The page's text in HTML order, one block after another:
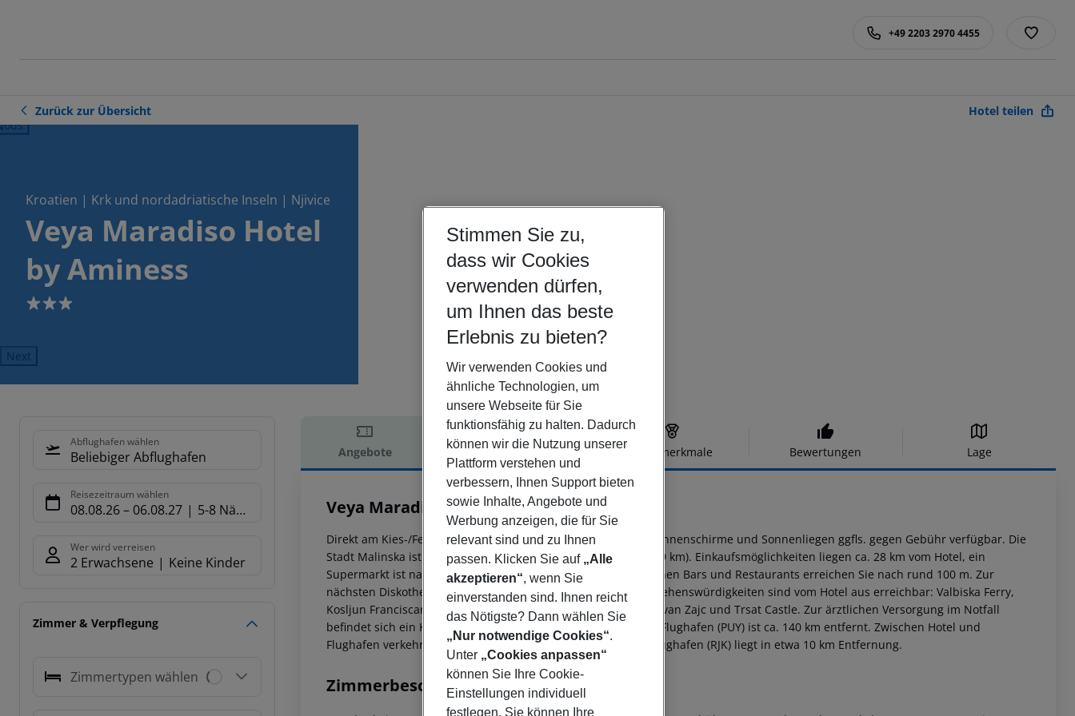
+49 2203 2970 4455
Zurück zur Übersicht Hotel teilen
Kroatien | Krk und nordadriatische Inseln | Njivice
Veya Maradiso Hotel
by Aminess
3
Next
Abflughafen wählen
Beliebiger Abflughafen
Reisezeitraum wählen
08.08.26– 06.08.27 5-8 Nächte
Wer wird verreisen
2 Erwachsene Keine Kinder
Zimmer & Verpflegung
Zimmertypen wählen
Angebote Hotelbeschreibung Hotelmerkmale Bewertungen Lage
Hotelbeschreibung
Veya Maradiso Hotel by Aminess
3
Direkt am Kies-/Felsstrand gelegenes Hotel. Am Strand sind Sonnenschirme und Sonnenliegen ggfls. gegen Gebühr verfügbar. Die
Stadt Malinska ist ca. 6 km entfernt (Krk ca. 16 km, Rijeka ca. 29 km). Einkaufsmöglichkeiten liegen ca. 28 km vom Hotel, ein
Supermarkt ist nach ca. 300 m zu erreichen. Die nächstgelegenen Bars und Restaurants erreichen Sie nach rund 100 m. Zur
nächsten Diskothek gelangt man nach rund 200 m. Folgende Sehenswürdigkeiten sind vom Hotel aus erreichbar: Valbiska Ferry,
Kosljun Franciscan Monastery, The Croatian National Theatre Ivan Zajc und Trsat Castle. Zur ärztlichen Versorgung im Notfall
befindet sich ein Krankenhaus in etwa 28 km Entfernung. Der Flughafen (PUY) ist ca. 140 km entfernt. Zwischen Hotel und
Flughafen verkehrt (gegen Gebühr) ein Shuttle. Ein weiterer Flughafen (RJK) liegt in etwa 10 km Entfernung.
Zimmerbeschreibung
Stimmen Sie zu,
dass wir Cookies
verwenden dürfen,
um Ihnen das beste
Erlebnis zu bieten?
Wir verwenden Cookies und
ähnliche Technologien, um
unsere Webseite für Sie
funktionsfähig zu halten. Dadurch
können wir die Nutzung unserer
Plattform verstehen und
verbessern, Ihnen Support bieten
sowie Inhalte, Angebote und
Werbung anzeigen, die für Sie
relevant sind und zu Ihnen
passen. Klicken Sie auf „Alle
akzeptieren“, wenn Sie
einverstanden sind. Ihnen reicht
das Nötigste? Dann wählen Sie
„Nur notwendige Cookies“.
Unter „Cookies anpassen“
können Sie Ihre Cookie-
Einstellungen individuell
festlegen. Sie können Ihre